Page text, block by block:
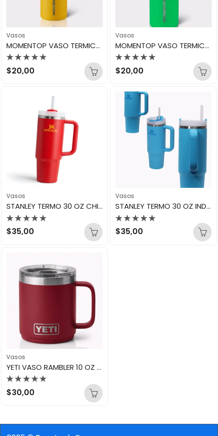
Vasos
MOMENTOP VASO TERMICO 40 OZ HONEY MUSTARD BOTTLE
Valorado
con
$20,00
Vasos
MOMENTOP VASO TERMICO 40 OZ TROPICAL GREEN BOTTLE
Valorado
con
de
$20,00
Vasos
STANLEY TERMO 30 OZ CHILI (ROJO)
Valorado
con
$35,00
Vasos
STANLEY TERMO 30 OZ INDIGO (AZUL)
Valorado
con
$35,00
Vasos
YETI VASO RAMBLER 10 OZ CL MUG MR ESCUE RED
Valorado
con
$30,00